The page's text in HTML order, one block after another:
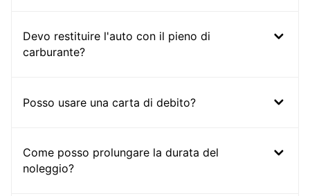
Devo restituire l'auto con il pieno di
carburante?
Posso usare una carta di debito?
Come posso prolungare la durata del
noleggio?